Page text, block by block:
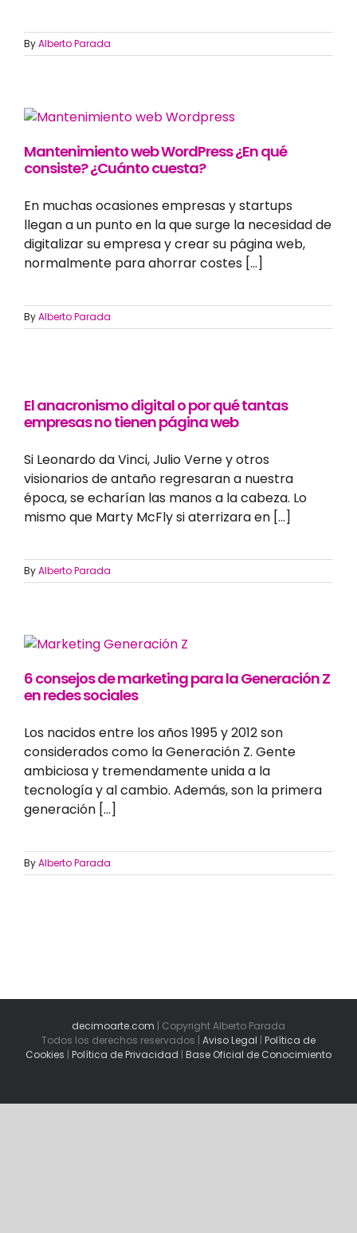
ByAlberto Parada
Mantenimiento web WordPress ¿En qué
consiste? ¿Cuánto cuesta?
En muchas ocasiones empresas y startups
llegan a un punto en la que surge la necesidad de
digitalizar su empresa y crear su página web,
normalmente para ahorrar costes [...]
ByAlberto Parada
El anacronismo digital o por qué tantas
empresas no tienen página web
Si Leonardo da Vinci, Julio Verne y otros
visionarios de antaño regresaran a nuestra
época, se echarían las manos a la cabeza. Lo
mismo que Marty McFly si aterrizara en [...]
ByAlberto Parada
6 consejos de marketing para la Generación Z
en redes sociales
Los nacidos entre los años 1995 y 2012 son
considerados como la Generación Z. Gente
ambiciosa y tremendamente unida a la
tecnología y al cambio. Además, son la primera
generación [...]
ByAlberto Parada
decimoarte.com | Copyright Alberto Parada
Todos los derechos reservados | Aviso Legal | Política de
Cookies | Política de Privacidad | Base Oficial de Conocimiento